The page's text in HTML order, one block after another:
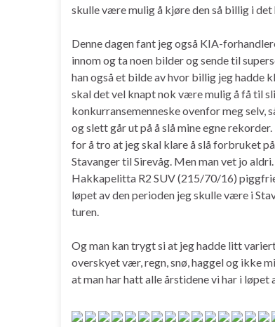
skulle være mulig å kjøre den så billig i det
Denne dagen fant jeg også KIA-
innom og ta noen bilder og sende til
han også et bilde av hvor billig jeg hadde
skal det vel knapt nok være mulig å få til
konkurransemenneske ovenfor meg selv,
og slett går ut på å slå mine egne
for å tro at jeg skal klare å slå forbruket
Stavanger til Sirevåg. Men man vet jo
Hakkapelitta R2 SUV (215/70/16)
løpet av den perioden jeg skulle være i
turen.
Og man kan trygt si at jeg hadde litt
overskyet vær, regn, snø, haggel og ikke
at man har hatt alle årstidene vi har i løpet